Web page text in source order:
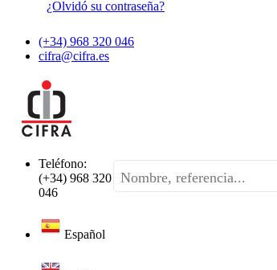
¿Olvidó su contraseña?
(+34) 968 320 046
cifra@cifra.es
Teléfono:
(+34) 968 320
046
Español